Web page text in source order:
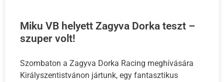
Miku VB helyett Zagyva Dorka teszt –
szuper volt!
Szombaton a Zagyva Dorka Racing meghívására
Királyszentistvánon jártunk, egy fantasztikus